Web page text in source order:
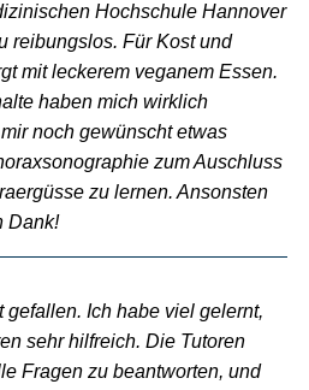
Hochschule Hannover
reibungslos. Für Kost und
mit leckerem veganem Essen.
haben mich wirklich
noch gewünscht etwas
zum Auschluss
zu lernen. Ansonsten
Dank!
gefallen. Ich habe viel gelernt,
sehr hilfreich. Die Tutoren
Fragen zu beantworten, und